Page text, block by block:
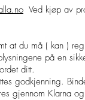
Ved kjøp av
at du må ( kan )
på en
ditt.
godkjenning.
gjennom Klarna